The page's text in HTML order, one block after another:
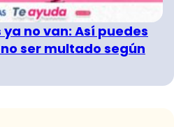
no van: Así puedes
ser multado según